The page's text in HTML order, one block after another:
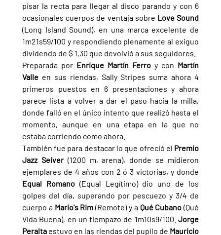
pisar la recta para llegar al disco parando y con 6
ocasionales cuerpos de ventaja sobre
(Long Island Sound), en una marca excelente de
1m21s59/100 y respondiendo plenamente al exiguo
dividendo de $ 1,30 que devolvió a sus seguidores.
Preparada por Enrique Martín Ferro y con Martín
Valle en sus riendas, Sally Stripes suma ahora 4
primeros puestos en 6 presentaciones y ahora
parece lista a volver a dar el paso hacia la milla,
donde falló en el único intento que realizó hasta el
momento, aunque en una etapa en la que no
estaba corriendo como ahora.
También fue para destacar lo que ofreció el Premio
Jazz Seiver (1200 m, arena), donde se midieron
Equal Romano (Equal Legítimo) dio uno de los
golpes del día, superando por pescuezo y 3/4 de
cuerpo a Mario's Rim (Remote) y a Qué Cubano (Qué
Vida Buena), en un tiempazo de 1m10s9/100. Jorge
Peralta estuvo en las riendas del pupilo de Mauricio